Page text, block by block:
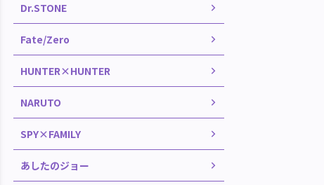
Dr.STONE
Fate/Zero
HUNTER×HUNTER
NARUTO
SPY×FAMILY
あしたのジョー